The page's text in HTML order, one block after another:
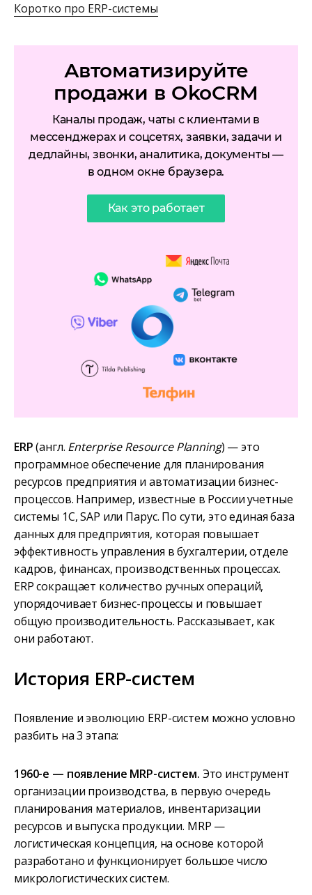
Коротко про ERP-системы
Автоматизируйте
продажи в OkoCRM
Каналы продаж, чаты с клиентами в
мессенджерах и соцсетях, заявки, задачи и
дедлайны, звонки, аналитика, документы —
в одном окне браузера.
Как это работает
ERP(англ. Enterprise Resource Planning) — это
программное обеспечение для планирования
ресурсов предприятия и автоматизации бизнес-
процессов. Например, известные в России учетные
системы 1С, SAP или Парус. По сути, это единая база
данных для предприятия, которая повышает
эффективность управления в бухгалтерии, отделе
кадров, финансах, производственных процессах.
ERP сокращает количество ручных операций,
упорядочивает бизнес-процессы и повышает
общую производительность. Рассказывает, как
они работают.
История ERP-систем
Появление и эволюцию ERP-систем можно условно
разбить на 3 этапа:
1960-е — появление MRP-систем. Это инструмент
организации производства, в первую очередь
планирования материалов, инвентаризации
ресурсов и выпуска продукции. MRP —
логистическая концепция, на основе которой
разработано и функционирует большое число
микрологистических систем.